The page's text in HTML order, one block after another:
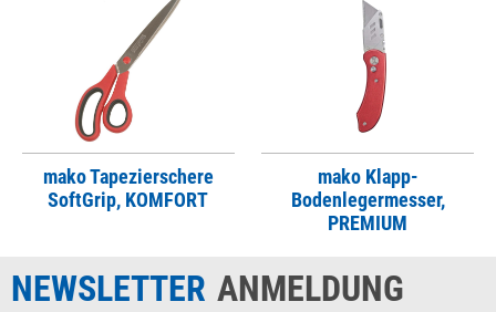
mako Tapezierschere
SoftGrip, KOMFORT
mako Klapp-
Bodenlegermesser,
PREMIUM
NEWSLETTER ANMELDUNG